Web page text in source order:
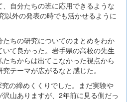
、自分たちの班に応用できるような
以外の発表の時でも活かせるように
たちの研究についてのまとめをわか
いて良かった。岩手県の高校の先生
ちからは出てこなかった視点から
テーマが広がるなと感じた。
究の締めくくりでした。まだ実験や
山ありますが、2年前に見る側だっ